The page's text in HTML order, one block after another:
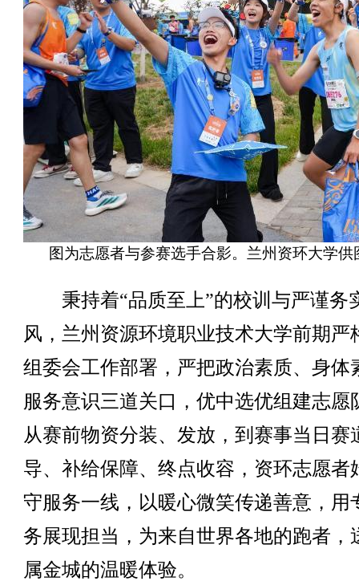
图为志愿者与参赛选手合影。兰州资环大学供
秉持着“品质至上”的校训与严谨务
风，兰州资源环境职业技术大学前期严
组委会工作部署，严把政治素质、身体
服务意识三道关口，优中选优组建志愿
从赛前物资分装、发放，到赛事当日赛
导、补给保障、终点收容，资环志愿者
守服务一线，以暖心微笑传递善意，用
务展现担当，为来自世界各地的跑者，
属金城的温暖体验。